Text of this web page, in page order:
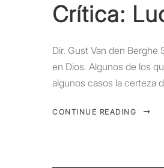
Crítica:
Dir. Gust Van den
en Dios. Algunos de los
algunos casos la certeza
CONTINUE READING